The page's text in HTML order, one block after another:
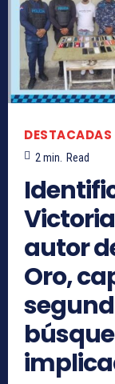
DESTACADAS
2min. Read
autor
Oro,